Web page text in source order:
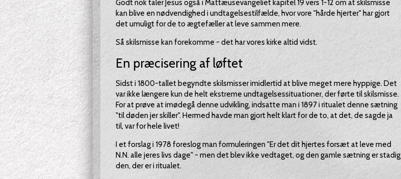
Godt nok taler Jesus også i Mattæusevangeliet kapitel 19 vers 1-12 om at skilsmisse
kan blive en nødvendighed i undtagelsestilfælde, hvor vore "hårde hjerter" har gjort
det umuligt for de to ægtefæller at leve sammen mere.
Så skilsmisse kan forekomme - det har vores kirke altid vidst.
En præcisering af løftet
Sidst i 1800-tallet begyndte skilsmisser imidlertid at blive meget mere hyppige. Det
var ikke længere kun de helt ekstreme undtagelsessituationer, der førte til skilsmisse.
For at prøve at imødegå denne udvikling, indsatte man i 1897 i ritualet denne sætning
"til døden jer skiller". Hermed havde man gjort helt klart for de to, at det, de sagde ja
til, var for hele livet!
I et forslag i 1978 foreslog man formuleringen "Er det dit hjertes forsæt at leve med
N.N. alle jeres livs dage" - men det blev ikke vedtaget, og den gamle sætning er stadig
den, der er i ritualet.